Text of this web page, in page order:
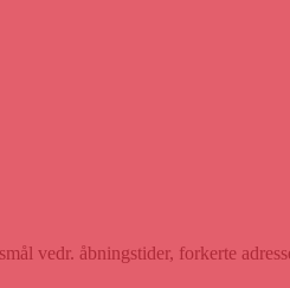
vedr. åbningstider, forkerte